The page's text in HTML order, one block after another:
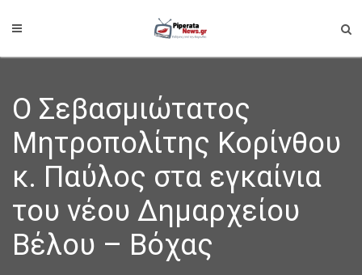
Ο Σεβασμιώτατος
Μητροπολίτης Κορίνθου
κ. Παύλος στα εγκαίνια
του νέου Δημαρχείου
Βέλου – Βόχας